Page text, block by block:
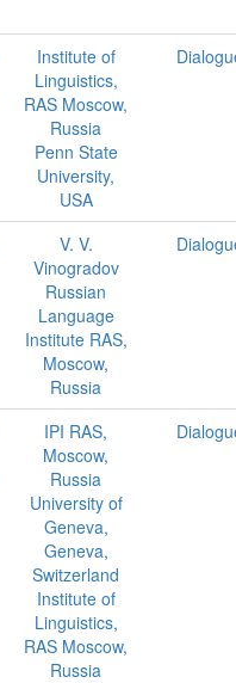
Institute of
Linguistics,
RAS Moscow,
Russia
Penn State
University,
USA
V. V.
Vinogradov
Russian
Language
Institute RAS,
Moscow,
Russia
IPI RAS,
Moscow,
Russia
University of
Geneva,
Geneva,
Switzerland
Institute of
Linguistics,
RAS Moscow,
Russia